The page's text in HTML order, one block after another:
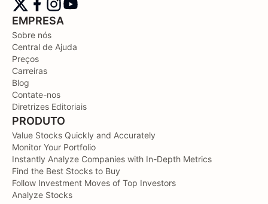
EMPRESA
Sobre nós
Central de Ajuda
Preços
Carreiras
Blog
Contate-nos
Diretrizes Editoriais
PRODUTO
Value Stocks Quickly and Accurately
Monitor Your Portfolio
Instantly Analyze Companies with In-Depth Metrics
Find the Best Stocks to Buy
Follow Investment Moves of Top Investors
Analyze Stocks